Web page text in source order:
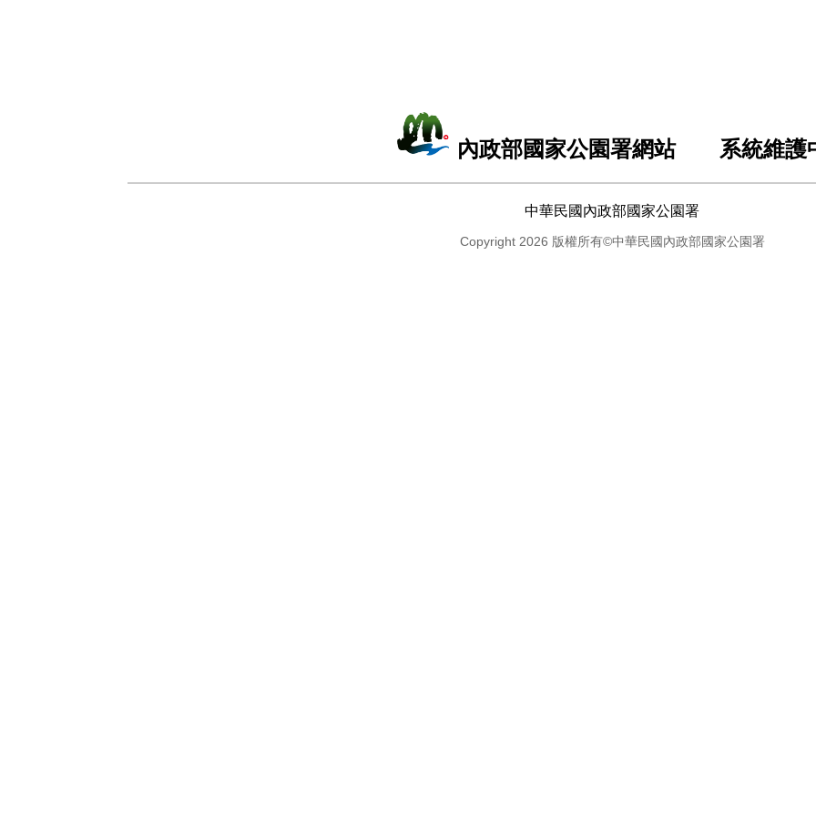
內政部國家公園署網站 系統維護
中華民國內政部國家公園署
Copyright 2026 版權所有©中華民國內政部國家公園署